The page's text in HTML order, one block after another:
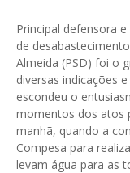
Principal defensora
de
Almeida (PSD) foi o
diversas indicações
escondeu o
momentos dos atos
manhã, quando a
Compesa para
levam água para as